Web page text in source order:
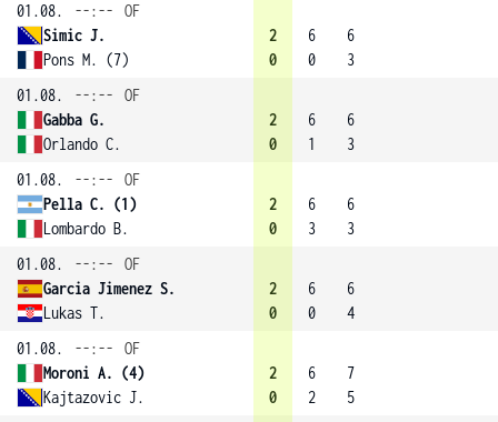
01.08.
--:--
OF
Simic J.
Pons M. (7)
2
0
6
0
6
3
01.08.
--:--
OF
Gabba G.
Orlando C.
2
0
6
1
6
3
01.08.
--:--
OF
Pella C. (1)
Lombardo B.
2
0
6
3
6
3
01.08.
--:--
OF
Garcia Jimenez S.
Lukas T.
2
0
6
0
6
4
01.08.
--:--
OF
Moroni A. (4)
Kajtazovic J.
2
0
6
2
7
5